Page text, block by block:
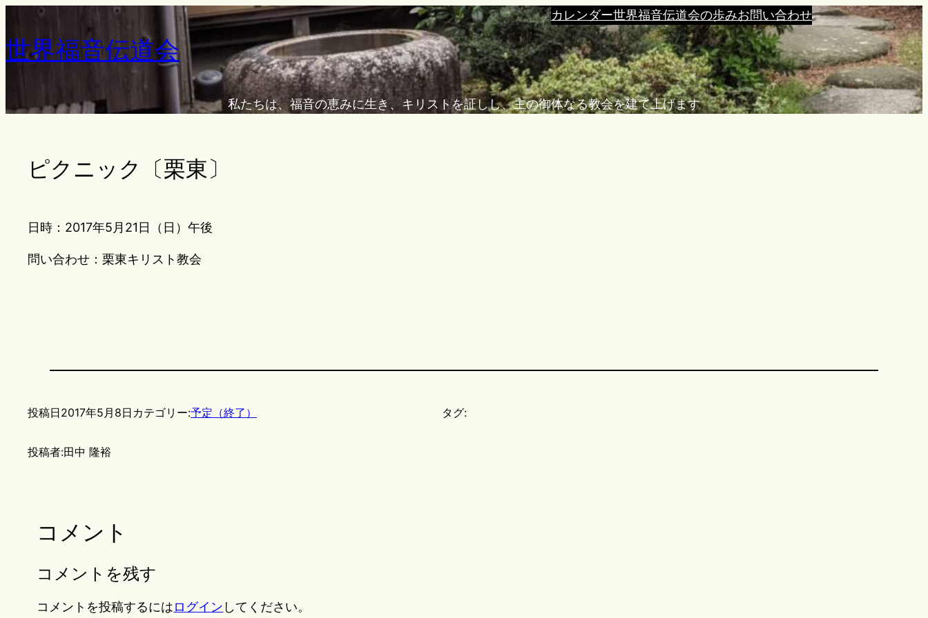
を
ッ
世界福音伝道会
カレンダー世界福音伝道会の歩みお問い合わせ
私たちは、福音の恵みに生き、キリストを証しし、主の御体なる教会を建て上げます
ピクニック〔栗東〕
日時：2017年5月21日（日）午後
問い合わせ：栗東キリスト教会
投稿日2017年5月8日 カテゴリー:予定（終了）
投稿者:田中 隆裕
タグ:
コメント
コメントを残す
コメントを投稿するにはログイン してください。